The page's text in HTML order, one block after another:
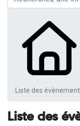
Liste des
Liste des